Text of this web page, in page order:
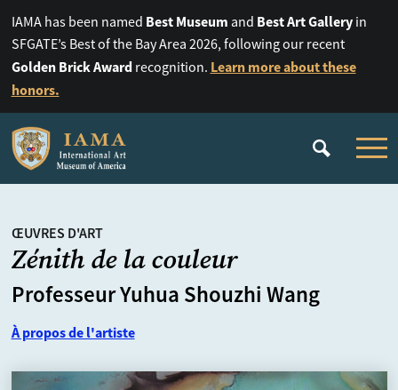
IAMA has been named Best Museum and Best Art Galleryin
SFGATE’s Best of the Bay Area 2026, following our recent
Golden Brick Awardrecognition. Learn more about these
honors.
ŒUVRES D'ART
Zénith de la couleur
Professeur Yuhua Shouzhi Wang
À propos de l'artiste